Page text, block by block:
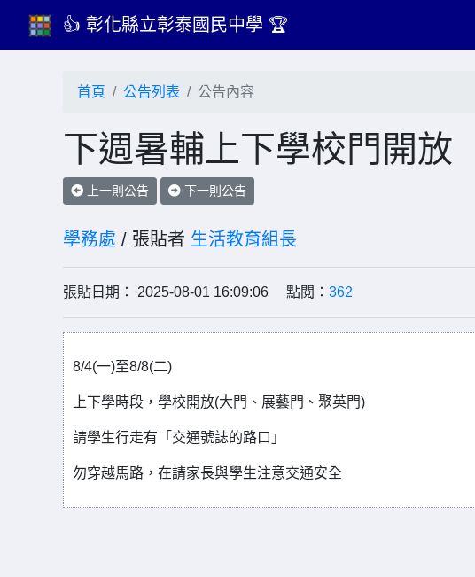
👍 彰化縣立彰泰國民中學 🏆
首頁 公告列表 公告內容
下週暑輔上下學校門開放
上一則公告 下一則公告
學務處 / 張貼者 生活教育組長
張貼日期： 2025-08-01 16:09:06 點閱： 362
8/4(一)至8/8(二)
上下學時段，學校開放(大門、展藝門、聚英門)
請學生行走有「交通號誌的路口」
勿穿越馬路，在請家長與學生注意交通安全